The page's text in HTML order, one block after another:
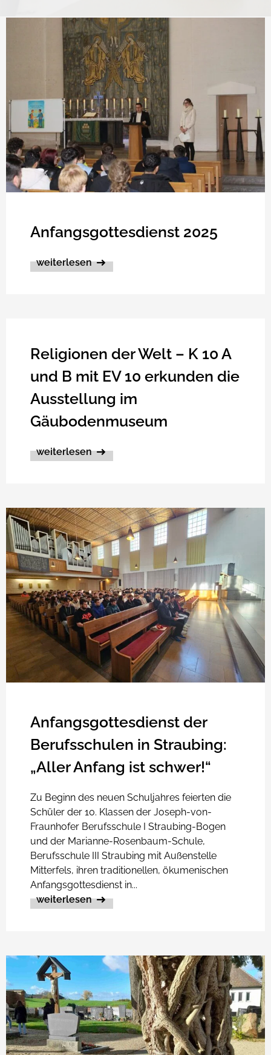
Anfangsgottesdienst 2025
weiterlesen
Religionen der Welt – K 10 A
und B mit EV 10 erkunden die
Ausstellung im
Gäubodenmuseum
weiterlesen
Anfangsgottesdienst der
Berufsschulen in Straubing:
„Aller Anfang ist schwer!“
Zu Beginn des neuen Schuljahres feierten die
Schüler der 10. Klassen der Joseph-von-
Fraunhofer Berufsschule I Straubing-Bogen
und der Marianne-Rosenbaum-Schule,
Berufsschule III Straubing mit Außenstelle
Mitterfels, ihren traditionellen, ökumenischen
Anfangsgottesdienst in...
weiterlesen